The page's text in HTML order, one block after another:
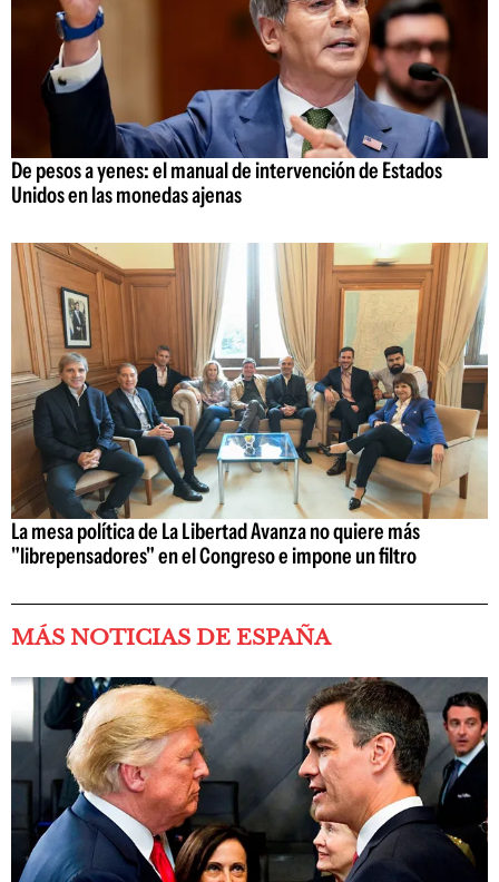
De pesos a yenes: el manual de intervención de Estados
Unidos en las monedas ajenas
La mesa política de La Libertad Avanza no quiere más
"librepensadores" en el Congreso e impone un filtro
MÁS NOTICIAS DE ESPAÑA